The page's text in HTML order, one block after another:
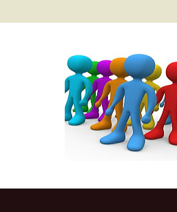
FILMWEDSTRIJD
ESVA Nieuwjaar